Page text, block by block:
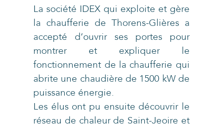
La société IDEX qui exploite et gère
la chaufferie de Thorens-Glières a
accepté d’ouvrir ses portes pour
montrer et expliquer le
fonctionnement de la chaufferie qui
abrite une chaudière de 1500 kW de
puissance énergie.
Les élus ont pu ensuite découvrir le
réseau de chaleur de Saint-Jeoire et